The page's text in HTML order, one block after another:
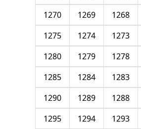
1268
1269
1270
1273
1274
1275
1278
1279
1280
1283
1284
1285
1288
1289
1290
1293
1294
1295